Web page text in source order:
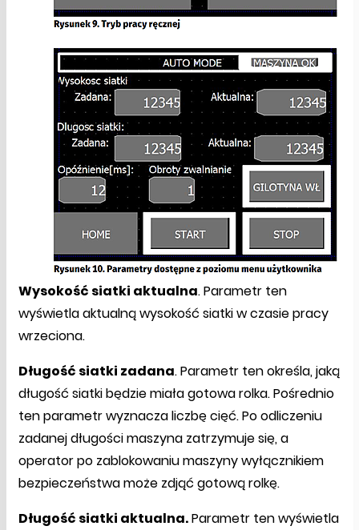
Wysokość siatki aktualna. Parametr ten
wyświetla aktualną wysokość siatki w czasie pracy
wrzeciona.
Długość siatki zadana. Parametr ten określa, jaką
długość siatki będzie miała gotowa rolka. Pośrednio
ten parametr wyznacza liczbę cięć. Po odliczeniu
zadanej długości maszyna zatrzymuje się, a
operator po zablokowaniu maszyny wyłącznikiem
bezpieczeństwa może zdjąć gotową rolkę.
Długość siatki aktualna.Parametr ten wyświetla